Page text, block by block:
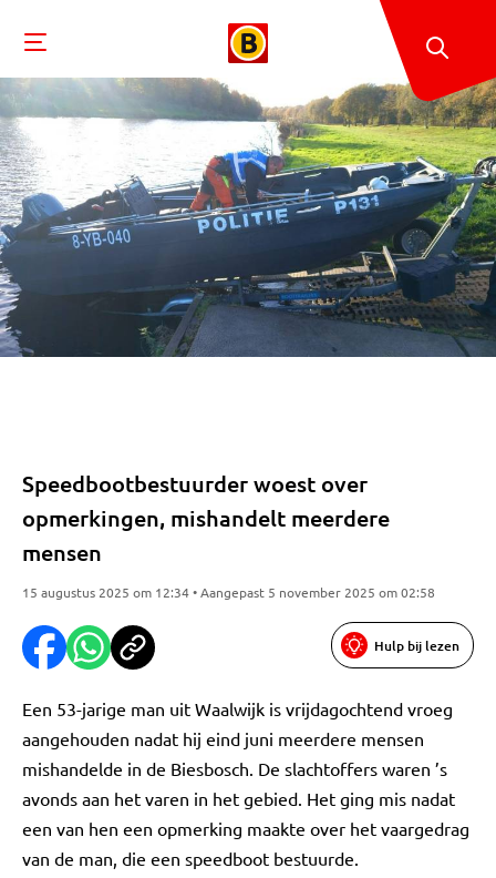
Speedbootbestuurder woest over
opmerkingen, mishandelt meerdere
mensen
15 augustus 2025 om 12:34 • Aangepast 5 november 2025 om 02:58
Hulp bij lezen
Een 53-jarige man uit Waalwijk is vrijdagochtend vroeg
aangehouden nadat hij eind juni meerdere mensen
mishandelde in de Biesbosch. De slachtoffers waren ’s
avonds aan het varen in het gebied. Het ging mis nadat
een van hen een opmerking maakte over het vaargedrag
van de man, die een speedboot bestuurde.